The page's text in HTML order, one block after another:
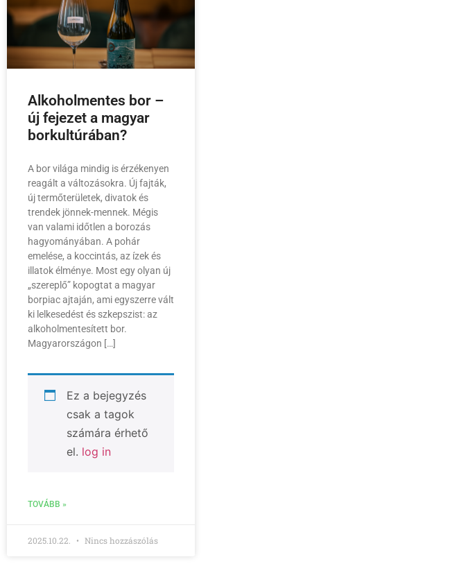
Alkoholmentes bor –
új fejezet a magyar
borkultúrában?
A bor világa mindig is érzékenyen
reagált a változásokra. Új fajták,
új termőterületek, divatok és
trendek jönnek-mennek. Mégis
van valami időtlen a borozás
hagyományában. A pohár
emelése, a koccintás, az ízek és
illatok élménye. Most egy olyan új
„szereplő” kopogtat a magyar
borpiac ajtaján, ami egyszerre vált
ki lelkesedést és szkepszist: az
alkoholmentesített bor.
Magyarországon […]
Ez a bejegyzés
csak a tagok
számára érhető
el. log in
TOVÁBB »
2025.10.22. Nincs hozzászólás